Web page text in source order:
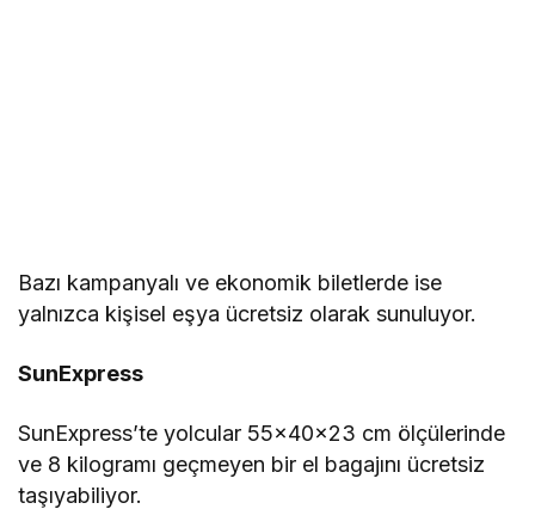
Bazı kampanyalı ve ekonomik biletlerde ise
yalnızca kişisel eşya ücretsiz olarak sunuluyor.
SunExpress
SunExpress’te yolcular 55×40×23 cm ölçülerinde
ve 8 kilogramı geçmeyen bir el bagajını ücretsiz
taşıyabiliyor.